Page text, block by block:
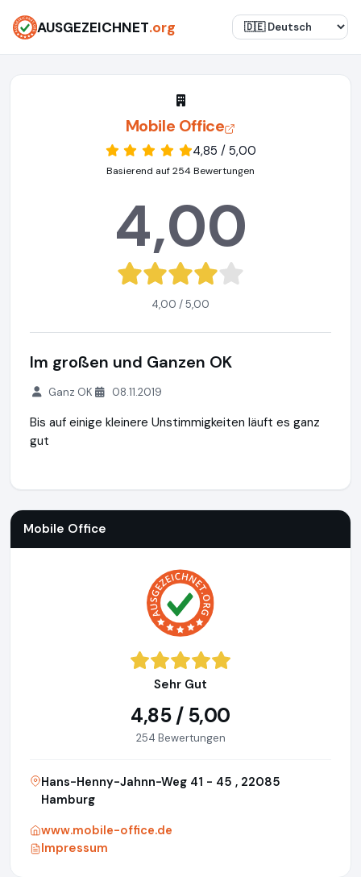
AUSGEZEICHNET.org
Mobile Office
4,85 / 5,00
Basierend auf 254 Bewertungen
4,00
4,00 / 5,00
Im großen und Ganzen OK
Ganz OK 08.11.2019
Bis auf einige kleinere Unstimmigkeiten läuft es ganz
gut
Mobile Office
Sehr Gut
4,85 / 5,00
254 Bewertungen
Hans-Henny-Jahnn-Weg 41 - 45 , 22085
Hamburg
www.mobile-office.de
Impressum